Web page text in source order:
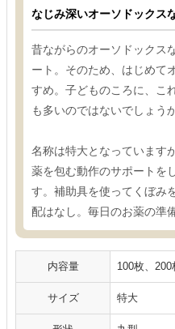
なじみ深いオーソドックス
昔ながらのオーソドックス
ート。そのため、はじめて
すめ。子どものころに、こ
も多いのではないでしょう
名称は特大となっています
薬を包む動作のサポートを
す。補助具を使ってくぼみ
配はなし。毎日のお薬の準
内容量 100枚、200
サイズ 特大